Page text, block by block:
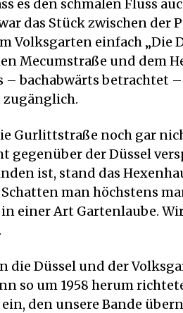
es den schmalen Fluss
das Stück zwischen der
Volksgarten einfach „Die
Mecumstraße und dem
– bachabwärts betrachtet
Gurlittstraße noch gar
gegenüber der Düssel
ist, stand das
Schatten man höchstens
einer Art Gartenlaube.
die Düssel und der
so um 1958 herum
den unsere Bande